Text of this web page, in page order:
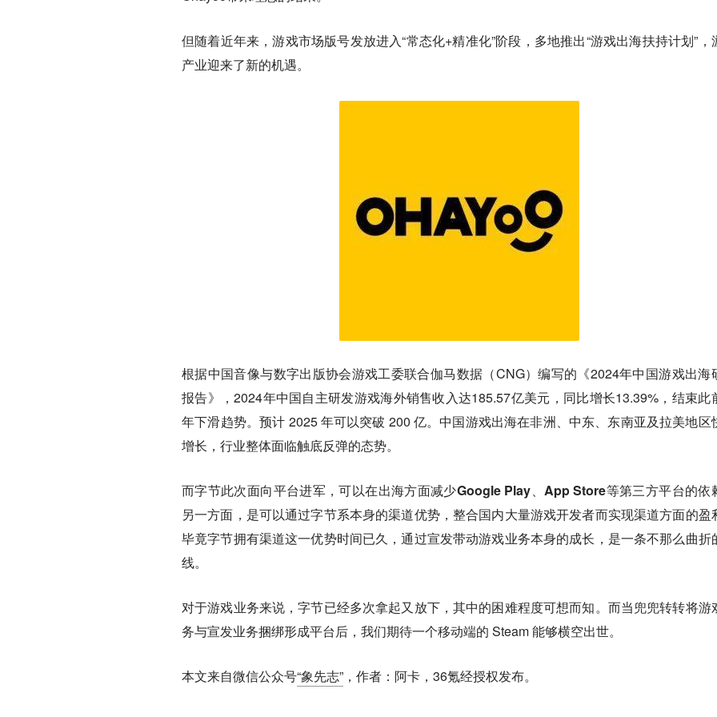
但随着近年来，游戏市场版号发放进入“常态化+精准化”阶段，多地推出“游戏出海扶持计划”，
产业迎来了新的机遇。
根据中国音像与数字出版协会游戏工委联合伽马数据（CNG）编写的《2024年中国游戏出海
报告》，2024年中国自主研发游戏海外销售收入达185.57亿美元，同比增长13.39%，结束此
年下滑趋势。预计 2025 年可以突破 200 亿。中国游戏出海在非洲、中东、东南亚及拉美地区
增长，行业整体面临触底反弹的态势。
而字节此次面向平台进军，可以在出海方面减少Google Play、App Store等第三方平台的依
另一方面，是可以通过字节系本身的渠道优势，整合国内大量游戏开发者而实现渠道方面的盈
毕竟字节拥有渠道这一优势时间已久，通过宣发带动游戏业务本身的成长，是一条不那么曲折
线。
对于游戏业务来说，字节已经多次拿起又放下，其中的困难程度可想而知。而当兜兜转转将游
务与宣发业务捆绑形成平台后，我们期待一个移动端的 Steam 能够横空出世。
本文来自微信公众号“象先志” ，作者：阿卡，36氪经授权发布。